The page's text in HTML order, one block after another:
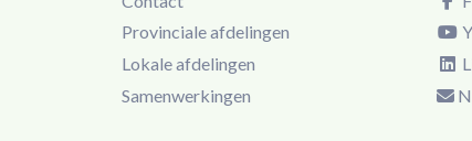
Provinciale afdelingen
Lokale afdelingen
Samenwerkingen